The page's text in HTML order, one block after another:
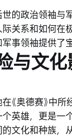
的政治领袖与
关系和如何在
事领袖提供了
与文化
《奥德赛》中
英雄，更是一
文化和种族，